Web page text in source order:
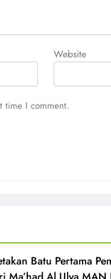
Website
time I comment.
Batu Pertama